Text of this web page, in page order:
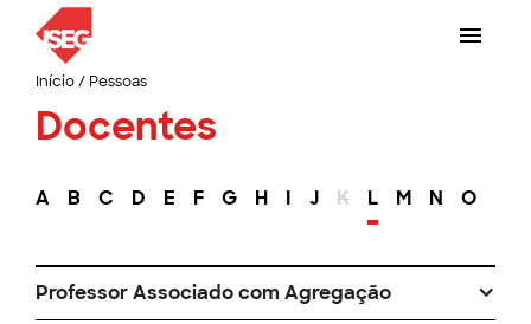
Início/ Pessoas
Docentes
A B C D E F G H I J K L M N O
Professor Associado com Agregação